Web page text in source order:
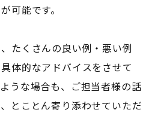
可能です。
たくさんの良い例・悪い例
体的なアドバイスをさせて
うな場合も、ご担当者様の話
とことん寄り添わせていただ